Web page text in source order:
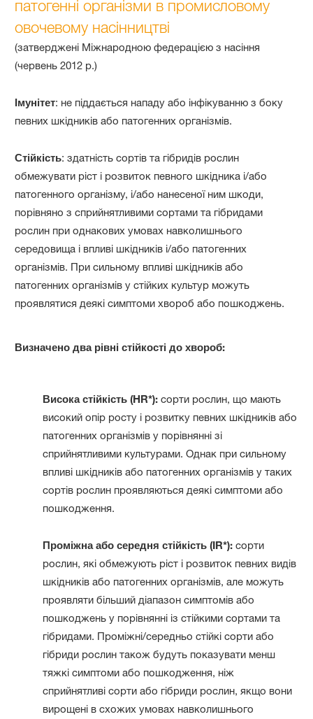
патогенні організми в промисловому
овочевому насінництві
(затверджені Міжнародною федерацією з насіння
(червень 2012 р.)
Імунітет: не піддається нападу або інфікуванню з боку
певних шкідників або патогенних організмів.
Стійкість: здатність сортів та гібридів рослин
обмежувати ріст і розвиток певного шкідника і/або
патогенного організму, і/або нанесеної ним шкоди,
порівняно з сприйнятливими сортами та гібридами
рослин при однакових умовах навколишнього
середовища і впливі шкідників і/або патогенних
організмів. При сильному впливі шкідників або
патогенних організмів у стійких культур можуть
проявлятися деякі симптоми хвороб або пошкоджень.
Визначено два рівні стійкості до хвороб:
Висока стійкість (HR*):сорти рослин, що мають
високий опір росту і розвитку певних шкідників або
патогенних організмів у порівнянні зі
сприйнятливими культурами. Однак при сильному
впливі шкідників або патогенних організмів у таких
сортів рослин проявляються деякі симптоми або
пошкодження.
Проміжна або середня стійкість (IR*):сорти
рослин, які обмежують ріст і розвиток певних видів
шкідників або патогенних організмів, але можуть
проявляти більший діапазон симптомів або
пошкоджень у порівнянні із стійкими сортами та
гібридами. Проміжні/середньо стійкі сорти або
гібриди рослин також будуть показувати менш
тяжкі симптоми або пошкодження, ніж
сприйнятливі сорти або гібриди рослин, якщо вони
вирощені в схожих умовах навколишнього